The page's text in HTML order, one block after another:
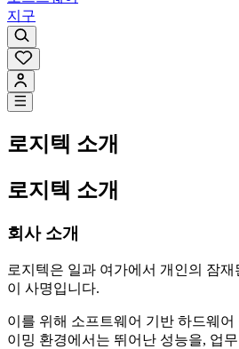
지구
로지텍 소개
로지텍 소개
회사 소개
로지텍은 일과 여가에서 개인의 잠
이 사명입니다.
이를 위해 소프트웨어 기반 하드웨어
이밍 환경에서는 뛰어난 성능을, 업